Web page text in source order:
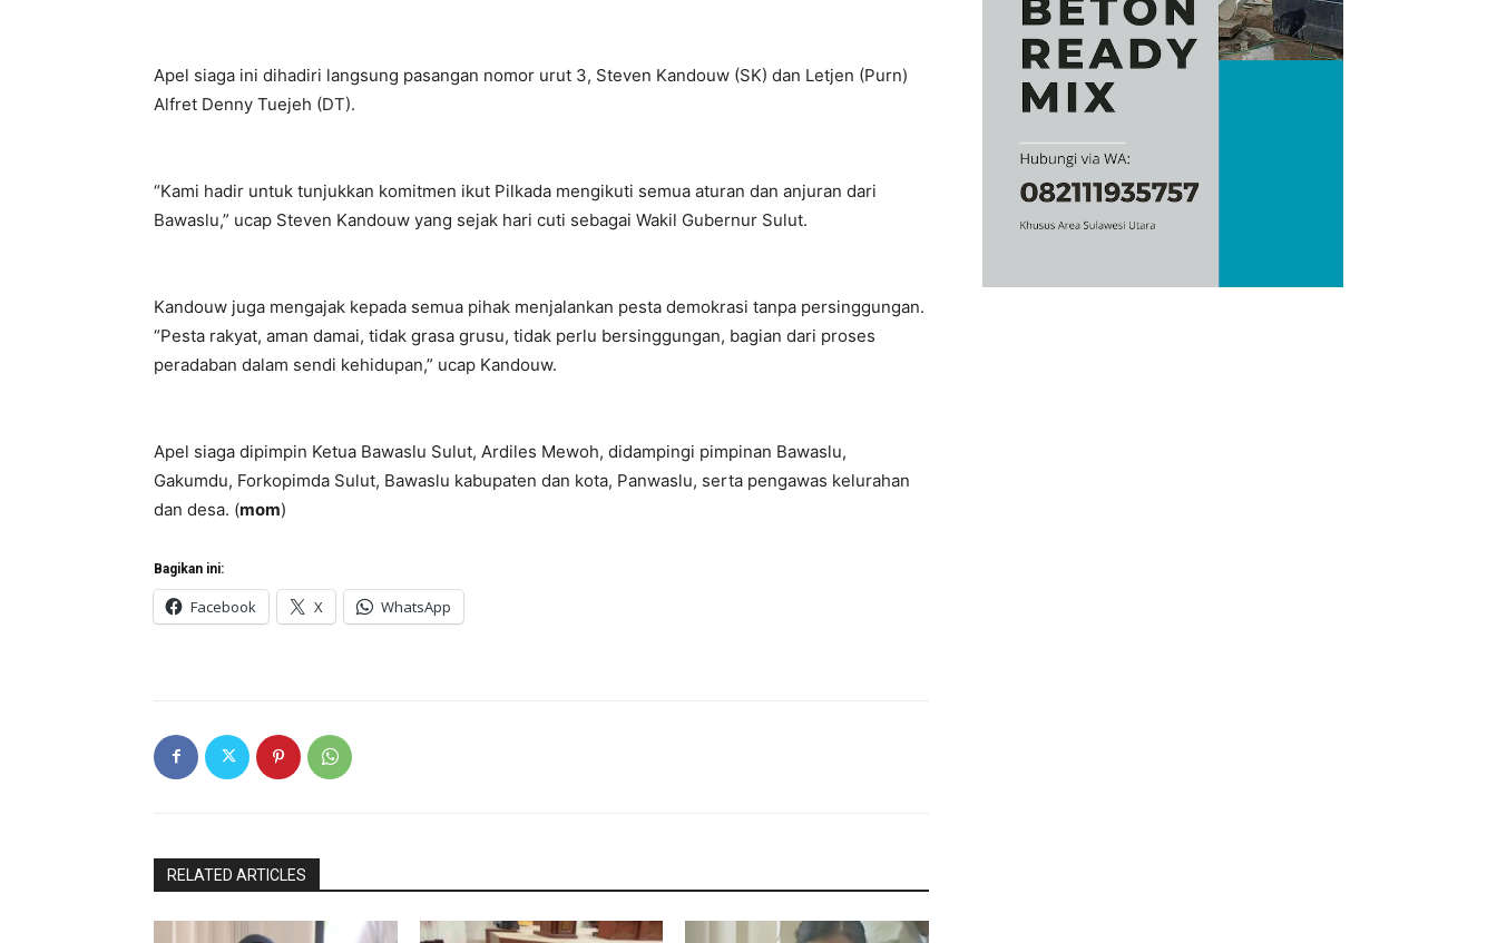
Apel siaga ini dihadiri langsung pasangan nomor urut 3, Steven Kandouw (SK) dan Letjen (Purn)
Alfret Denny Tuejeh (DT).
“Kami hadir untuk tunjukkan komitmen ikut Pilkada mengikuti semua aturan dan anjuran dari
Bawaslu,” ucap Steven Kandouw yang sejak hari cuti sebagai Wakil Gubernur Sulut.
Kandouw juga mengajak kepada semua pihak menjalankan pesta demokrasi tanpa persinggungan.
“Pesta rakyat, aman damai, tidak grasa grusu, tidak perlu bersinggungan, bagian dari proses
peradaban dalam sendi kehidupan,” ucap Kandouw.
Apel siaga dipimpin Ketua Bawaslu Sulut, Ardiles Mewoh, didampingi pimpinan Bawaslu,
Gakumdu, Forkopimda Sulut, Bawaslu kabupaten dan kota, Panwaslu, serta pengawas kelurahan
dan desa. (mom)
Bagikan ini:
Facebook X WhatsApp
RELATED ARTICLES